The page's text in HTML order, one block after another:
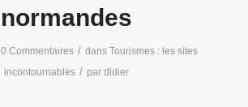
normandes
0 Commentaires / dansTourismes : les sites
incontournables / par didier